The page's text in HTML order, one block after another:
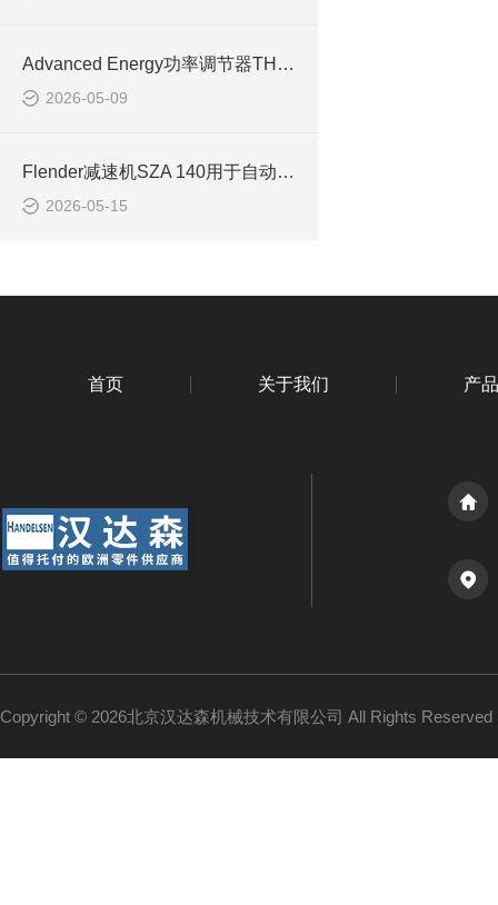
Advanced Energy功率调节器THYRO-A 2A 400-16 HRL3
2026-05-09
Flender减速机SZA 140用于自动化生产线
2026-05-15
首页 关于我们 产
Copyright © 2026北京汉达森机械技术有限公司 All Rights